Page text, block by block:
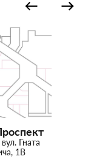
Гната
1В